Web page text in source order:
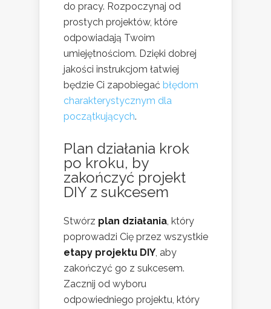
do pracy. Rozpoczynaj od
prostych projektów, które
odpowiadają Twoim
umiejętnościom. Dzięki dobrej
jakości instrukcjom łatwiej
będzie Ci zapobiegać błędom
charakterystycznym dla
początkujących.
Plan działania krok
po kroku, by
zakończyć projekt
DIY z sukcesem
Stwórz plan działania, który
poprowadzi Cię przez wszystkie
etapy projektu DIY, aby
zakończyć go z sukcesem.
Zacznij od wyboru
odpowiedniego projektu, który